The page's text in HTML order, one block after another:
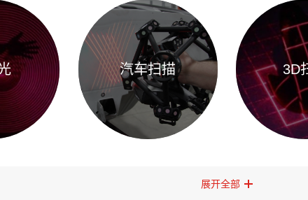
汽车扫描 3D
展开全部